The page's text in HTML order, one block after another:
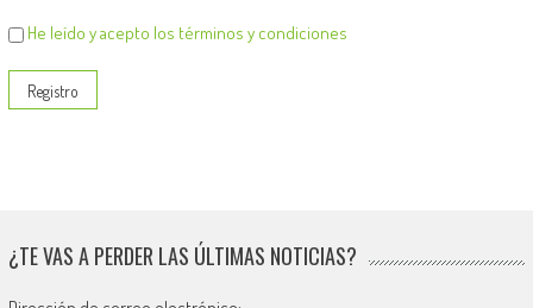
He leído y acepto los términos y condiciones
¿TE VAS A PERDER LAS ÚLTIMAS NOTICIAS?